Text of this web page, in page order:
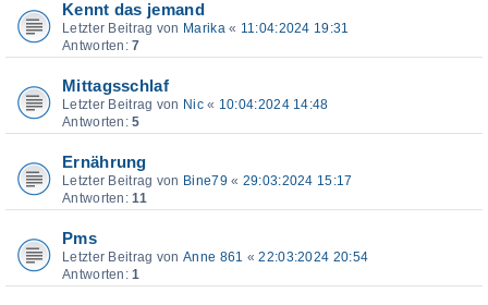
Kennt das jemand
Letzter Beitrag von Marika« 11:04:2024 19:31
Antworten:7
Mittagsschlaf
Letzter Beitrag von Nic« 10:04:2024 14:48
Antworten:5
Ernährung
Letzter Beitrag von Bine79 « 29:03:2024 15:17
Antworten:11
Pms
Letzter Beitrag von Anne 861 «22:03:2024 20:54
Antworten:1